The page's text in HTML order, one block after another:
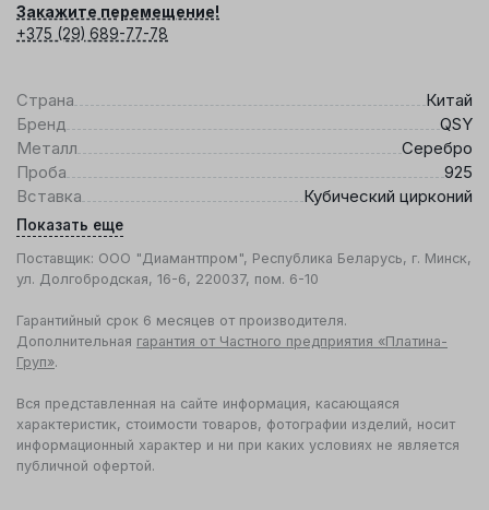
Закажите перемещение!
+375 (29) 689-77-78
Страна
Китай
Бренд
QSY
Металл
Серебро
Проба
925
Вставка
Кубический цирконий
Показать еще
Поставщик: ООО "Диамантпром", Республика Беларусь, г. Минск,
ул. Долгобродская, 16-6, 220037, пом. 6-10
Гарантийный срок 6 месяцев от производителя.
Дополнительная гарантия от Частного предприятия «Платина-
Груп».
Вся представленная на сайте информация, касающаяся
характеристик, стоимости товаров, фотографии изделий, носит
информационный характер и ни при каких условиях не является
публичной офертой.